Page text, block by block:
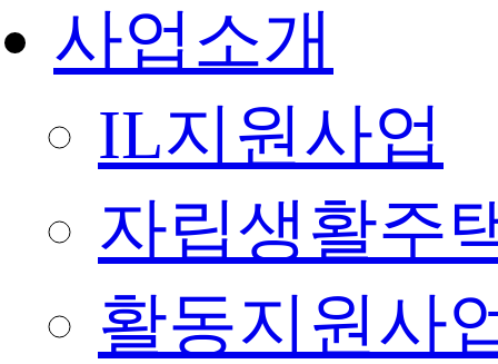
사업소개
IL지원사업
자립생활주
활동지원사